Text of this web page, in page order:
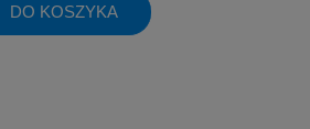
DO KOSZYKA